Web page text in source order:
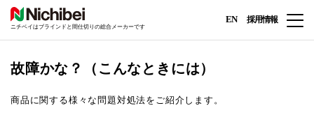
ニチベイはブラインドと間仕切りの総合メーカーです
EN 採用情報
故障かな？（こんなときには）
商品に関する様々な問題対処法をご紹介します。